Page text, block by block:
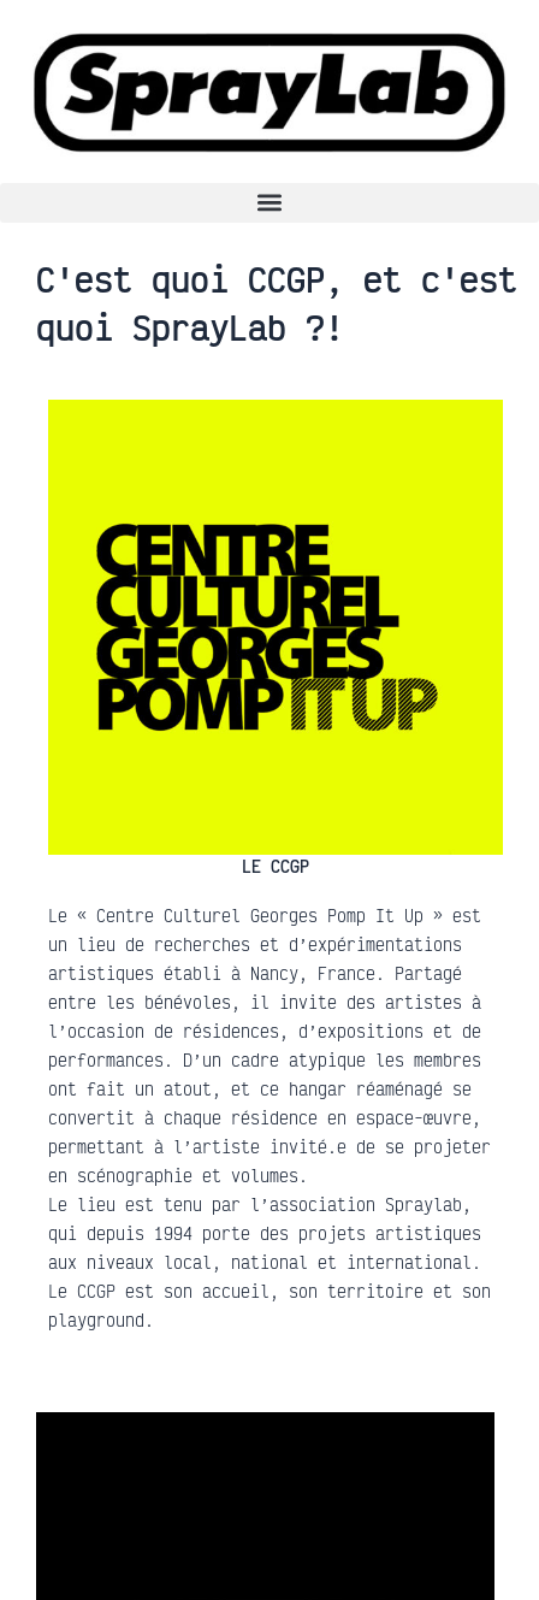
contenu
C'est quoi CCGP, et c'est
quoi SprayLab ?!
LE CCGP
Le « Centre Culturel Georges Pomp It Up » est
un lieu de recherches et d’expérimentations
artistiques établi à Nancy, France. Partagé
entre les bénévoles, il invite des artistes à
l’occasion de résidences, d’expositions et de
performances. D’un cadre atypique les membres
ont fait un atout, et ce hangar réaménagé se
convertit à chaque résidence en espace-œuvre,
permettant à l’artiste invité.e de se projeter
en scénographie et volumes.
Le lieu est tenu par l’association Spraylab,
qui depuis 1994 porte des projets artistiques
aux niveaux local, national et international.
Le CCGP est son accueil, son territoire et son
playground.